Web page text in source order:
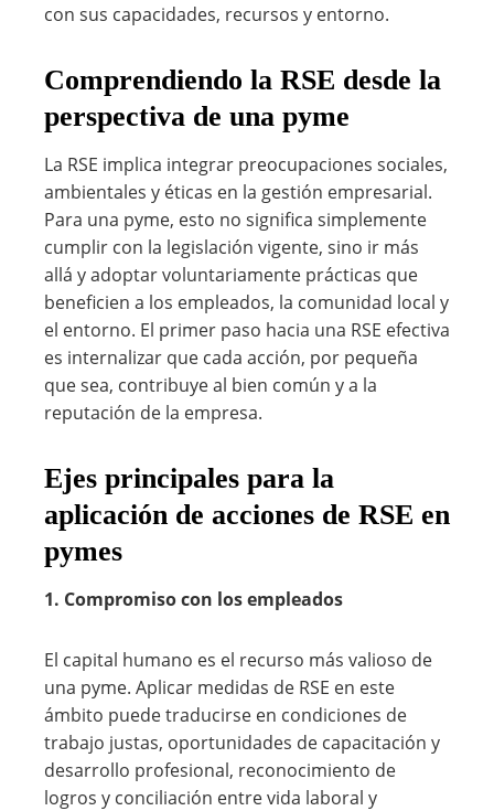
con sus capacidades, recursos y entorno.
Comprendiendo la RSE desde la
perspectiva de una pyme
La RSE implica integrar preocupaciones sociales,
ambientales y éticas en la gestión empresarial.
Para una pyme, esto no significa simplemente
cumplir con la legislación vigente, sino ir más
allá y adoptar voluntariamente prácticas que
beneficien a los empleados, la comunidad local y
el entorno. El primer paso hacia una RSE efectiva
es internalizar que cada acción, por pequeña
que sea, contribuye al bien común y a la
reputación de la empresa.
Ejes principales para la
aplicación de acciones de RSE en
pymes
1. Compromiso con los empleados
El capital humano es el recurso más valioso de
una pyme. Aplicar medidas de RSE en este
ámbito puede traducirse en condiciones de
trabajo justas, oportunidades de capacitación y
desarrollo profesional, reconocimiento de
logros y conciliación entre vida laboral y